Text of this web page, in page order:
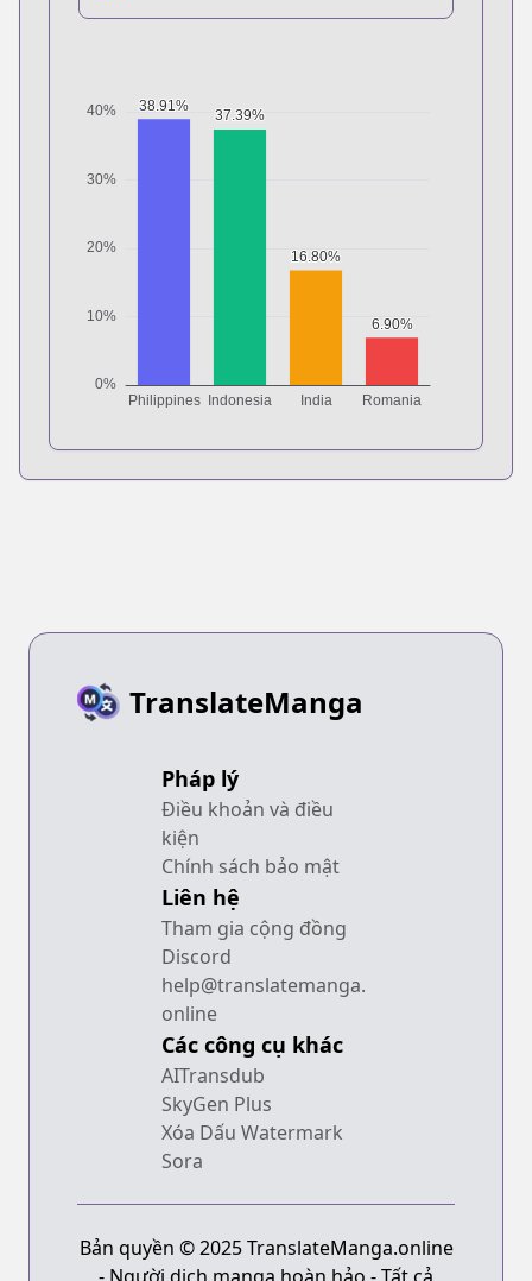
TranslateManga
Pháp lý
Điều khoản và điều
kiện
Chính sách bảo mật
Liên hệ
Tham gia cộng đồng
Discord
help@translatemanga.
online
Các công cụ khác
AITransdub
SkyGen Plus
Xóa Dấu Watermark
Sora
Bản quyền © 2025 TranslateManga.online